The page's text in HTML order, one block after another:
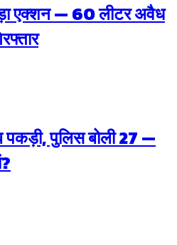
एक्शन — 60 लीटर अवैध
पकड़ी, पुलिस बोली 27 —